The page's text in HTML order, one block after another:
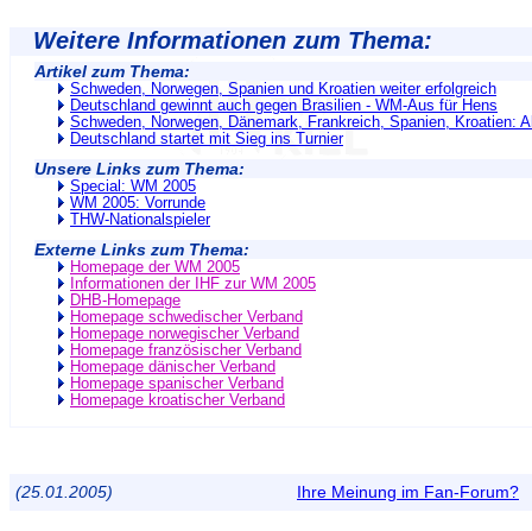
Weitere Informationen zum Thema:
Artikel zum Thema:
Schweden, Norwegen, Spanien und Kroatien weiter erfolgreich
Deutschland gewinnt auch gegen Brasilien - WM-Aus für Hens
Schweden, Norwegen, Dänemark, Frankreich, Spanien, Kroatien:
Deutschland startet mit Sieg ins Turnier
Unsere Links zum Thema:
Special: WM 2005
WM 2005: Vorrunde
THW-Nationalspieler
Externe Links zum Thema:
Homepage der WM 2005
Informationen der IHF zur WM 2005
DHB-Homepage
Homepage schwedischer Verband
Homepage norwegischer Verband
Homepage französischer Verband
Homepage dänischer Verband
Homepage spanischer Verband
Homepage kroatischer Verband
(25.01.2005) Ihre Meinung im Fan-Forum?